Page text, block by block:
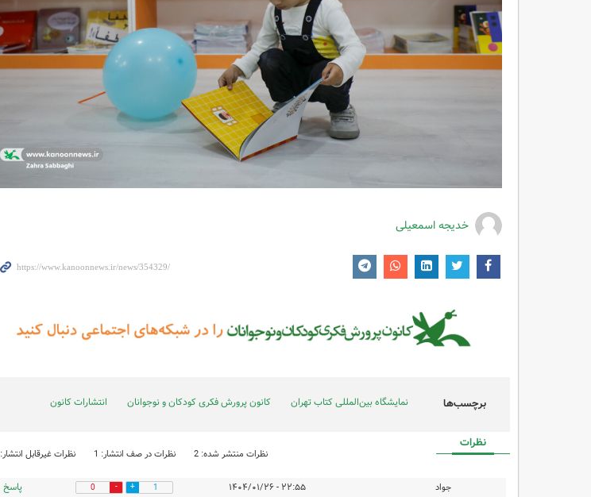
خدیجه اسمعیلی
برچسب‌ها نمایشگاه بین‌المللی کتاب تهران کانون پرورش فکری کودکان و نوجوانان انتشارات کانون
نظرات
نظرات منتشر شده: 2 نظرات در صف انتشار: 1 نظرات غیرقابل انتشار: 0
جواد ۲۲:۵۵ - ۱۴۰۴/۰۱/۲۶ 1
0 پاسخ